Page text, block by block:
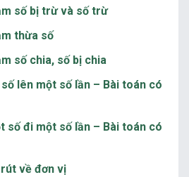
số bị trừ và số trừ
thừa số
số chia, số bị chia
lên một số lần – Bài toán có
số đi một số lần – Bài toán có
về đơn vị